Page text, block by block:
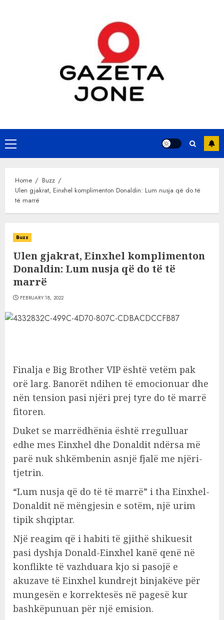
Primary
Menu
Home
Buzz
Ulen gjakrat, Einxhel komplimenton Donaldin: Lum nusja që do të
të marrë
Buzz
Ulen gjakrat, Einxhel komplimenton
Donaldin: Lum nusja që do të të
marrë
FEBRUARY 18, 2022
Finalja e Big Brother VIP është vetëm pak
orë larg. Banorët ndihen të emocionuar dhe
nën tension pasi njëri prej tyre do të marrë
fitoren.
Duket se marrëdhënia është rregulluar
edhe mes Einxhel dhe Donaldit ndërsa më
parë nuk shkëmbenin asnjë fjalë me njëri-
tjetrin.
“Lum nusja që do të të marrë” i tha Einxhel-
Donaldit në mëngjesin e sotëm, një urim
tipik shqiptar.
Një reagim që i habiti të gjithë shikuesit
pasi dyshja Donald-Einxhel kanë qenë në
konflikte të vazhduara kjo si pasojë e
akuzave të Einxhel kundrejt binjakëve për
mungesën e korrektesës në pagesë kur
bashkëpunuan për një emision.